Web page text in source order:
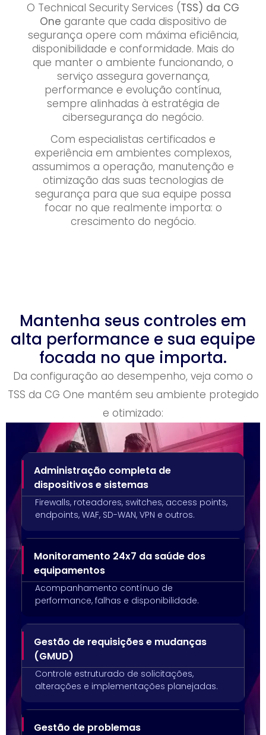
O Technical Security Services (TSS) da CG
One garante que cada dispositivo de
segurança opere com máxima eficiência,
disponibilidade e conformidade. Mais do
que manter o ambiente funcionando, o
serviço assegura governança,
performance e evolução contínua,
sempre alinhadas à estratégia de
cibersegurança do negócio.
Com especialistas certificados e
experiência em ambientes complexos,
assumimos a operação, manutenção e
otimização das suas tecnologias de
segurança para que sua equipe possa
focar no que realmente importa: o
crescimento do negócio.
Mantenha seus controles em
alta performance e sua equipe
focada no que importa.
Da configuração ao desempenho, veja como o
TSS da CG One mantém seu ambiente protegido
e otimizado:
Administração completa de
dispositivos e sistemas
Firewalls, roteadores, switches, access points,
endpoints, WAF, SD-WAN, VPN e outros.
Monitoramento 24x7 da saúde dos
equipamentos
Acompanhamento contínuo de
performance, falhas e disponibilidade.
Gestão de requisições e mudanças
(GMUD)
Controle estruturado de solicitações,
alterações e implementações planejadas.
Gestão de problemas